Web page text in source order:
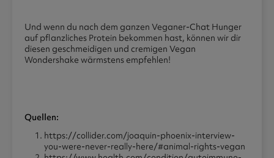
Und wenn du nach dem ganzen Veganer-Chat Hunger
auf pflanzliches Protein bekommen hast, können wir dir
diesen geschmeidigen und cremigen Vegan
Wondershake wärmstens empfehlen!
Quellen:
https://collider.com/joaquin-phoenix-interview-
you-were-never-really-here/#animal-rights-vegan